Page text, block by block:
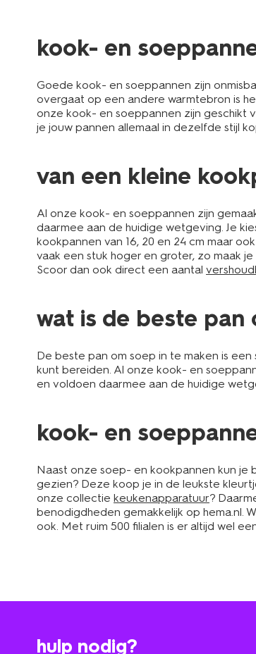
kook- en
Goede kook- en soeppannen zijn
overgaat op een andere warmtebron is
onze kook- en soeppannen zijn geschikt
je jouw pannen allemaal in dezelfde stijl
van een kleine
Al onze kook- en soeppannen zijn
daarmee aan de huidige wetgeving. Je
kookpannen van 16, 20 en 24 cm maar
vaak een stuk hoger en groter, zo maak
Scoor dan ook direct een aantal
wat is de beste pan
De beste pan om soep in te maken is
kunt bereiden. Al onze kook- en
en voldoen daarmee aan de huidige
kook- en
Naast onze soep- en kookpannen kun je
gezien? Deze koop je in de leukste
onze collectie keukenapparatuur?
benodigdheden gemakkelijk op hema.nl.
ook. Met ruim 500 filialen is er altijd wel
hulp nodig?